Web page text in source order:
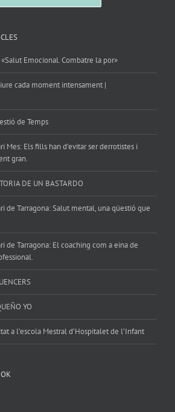
Emocional. Combatre la por»
cada moment intensament |
de Temps
Mes: Els fills han d’evitar ser derrotistes i
gran.
DE UN BASTARDO
de Tarragona: Salut mental, una qüestió que
de Tarragona: El coaching com a eina de
YO
a l’escola Mestral d’Hospitalet de l’Infant